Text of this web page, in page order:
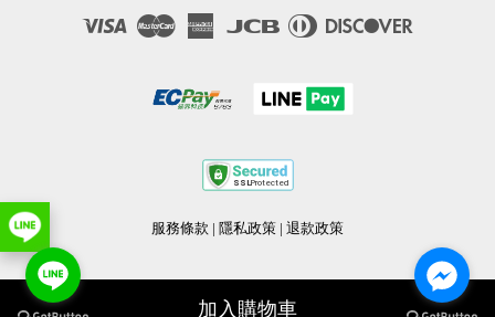
加入購物車
Visa Master
American
JCB
Diners
服務條款 | 隱私政策 | 退款政策